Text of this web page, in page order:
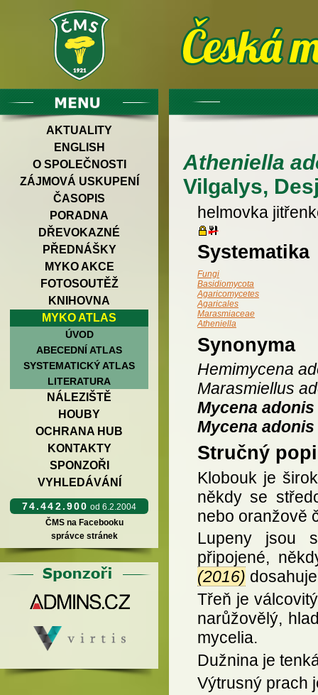
AKTUALITY
ENGLISH
O SPOLEČNOSTI
ZÁJMOVÁ USKUPENÍ
ČASOPIS
PORADNA
DŘEVOKAZNÉ
PŘEDNÁŠKY
MYKO AKCE
FOTOSOUTĚŽ
KNIHOVNA
MYKO ATLAS
ÚVOD
ABECEDNÍ ATLAS
SYSTEMATICKÝ ATLAS
LITERATURA
NÁLEZIŠTĚ
HOUBY
OCHRANA HUB
KONTAKTY
SPONZOŘI
VYHLEDÁVÁNÍ
74.442.900 od 6.2.2004
ČMS na Facebooku
správce stránek
Atheniella
Vilgalys,
helmovka
Systematika
Fungi
Basidiomycota
Agaricomycetes
Agaricales
Marasmiaceae
Atheniella
Synonyma
Hemimycena
Marasmiellus
Mycena adonis
Mycena
Stručný
Klobouk je
někdy se
nebo oranžově
Lupeny jsou
připojené,
(2016)
Třeň je
narůžovělý,
mycelia.
Dužnina je
Výtrusný prach